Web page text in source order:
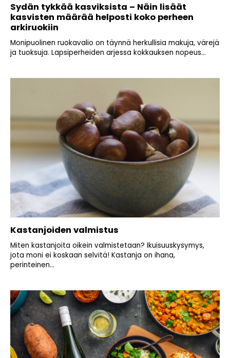
Sydän tykkää kasviksista – Näin lisäät
kasvisten määrää helposti koko perheen
arkiruokiin
Monipuolinen ruokavalio on täynnä herkullisia makuja, värejä
ja tuoksuja. Lapsiperheiden arjessa kokkauksen nopeus...
Kastanjoiden valmistus
Miten kastanjoita oikein valmistetaan? Ikuisuuskysymys,
jota moni ei koskaan selvitä! Kastanja on ihana,
perinteinen...